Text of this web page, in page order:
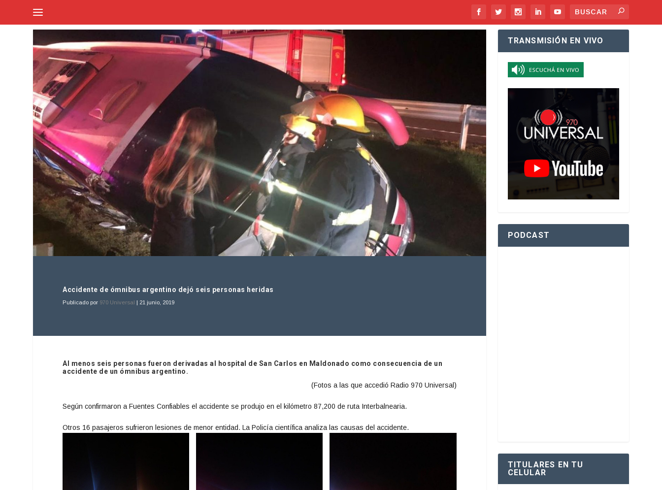
Accidente de ómnibus argentino dejó seis personas heridas
Publicado por 970 Universal | 21 junio, 2019
Al menos seis personas fueron derivadas al hospital de San Carlos en Maldonado como consecuencia de un
accidente de un ómnibus argentino.
(Fotos a las que accedió Radio 970 Universal)
Según confirmaron a Fuentes Confiables el accidente se produjo en el kilómetro 87,200 de ruta Interbalnearia.
Otros 16 pasajeros sufrieron lesiones de menor entidad. La Policía científica analiza las causas del accidente.
TRANSMISIÓN EN VIVO
PODCAST
TITULARES EN TU
CELULAR